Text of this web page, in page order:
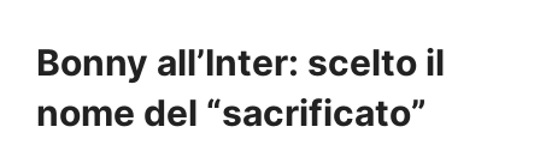
Bonny all’Inter: scelto il
nome del “sacrificato”